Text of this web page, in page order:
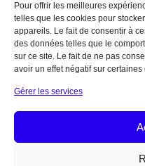
Pour offrir les meilleures
telles que les cookies pour
appareils. Le fait de consentir à
des données telles que le
sur ce site. Le fait de ne pas
avoir un effet négatif sur
Gérer les services
Urgence
Afrique
Asie
Moyen Orient
Océanie
Centre de documentation